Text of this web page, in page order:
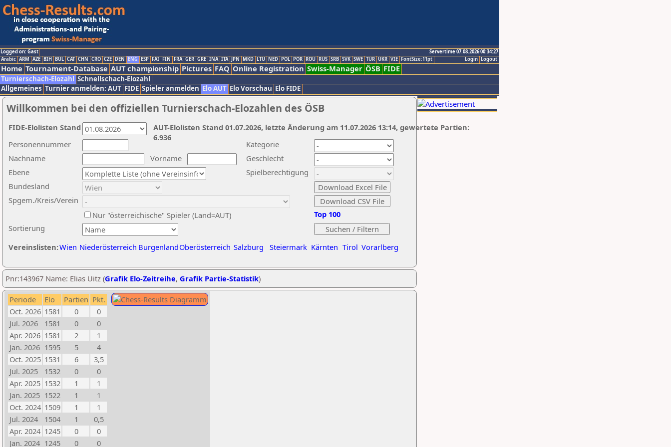
Logged on: Gast
Servertime 07.08.2026 00:34:27
Logout
Login
Arabic ARM AZE BIH BUL CAT CHN CRO CZE DEN ENG ESP FAI FIN FRA GER GRE INA ITA JPN MKD LTU NED POL POR ROU RUS SRB SVK SWE TUR UKR VIE FontSize:11pt
Home Tournament-Database AUT championship Pictures FAQ Online Registration Swiss-Manager ÖSB FIDE
Turnierschach-Elozahl Schnellschach-Elozahl
Allgemeines Turnier anmelden: AUT FIDE Spieler anmelden Elo AUT Elo Vorschau Elo FIDE
Willkommen bei den offiziellen Turnierschach-Elozahlen des ÖSB
Nachname
Vorname
Ebene
Kategorie
Sortierung
Personennummer
Bundesland
Spgem./Kreis/Verein
Geschlecht
Nur "österreichische" Spieler (Land=AUT)
Spielberechtigung
Vereinslisten:Wien Niederösterreich BurgenlandOberösterreich Salzburg Steiermark Kärnten Tirol Vorarlberg
Top 100
AUT-Elolisten Stand 01.07.2026, letzte Änderung am 11.07.2026 13:14, gewertete Partien:
6.936
FIDE-Elolisten Stand
Pnr:143967 Name: Elias Uitz (Grafik Elo-Zeitreihe, Grafik Partie-Statistik)
Periode Elo Partien Pkt.
Oct. 2026 1581 0
0
Jul. 2026
1581 0
0
Apr. 2026 1581 2
1
Jan. 2026 1595 5
4
Oct. 2025 1531 6
3,5
Jul. 2025
1532 0
0
Apr. 2025 1532 1
1
Jan. 2025 1522 1
1
Oct. 2024 1509 1
1
Jul. 2024
1504 1
0,5
Apr. 2024 1245 0
0
Jan. 2024 1245 0 0